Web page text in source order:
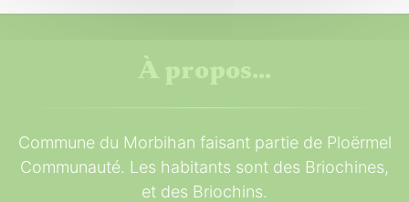
À propos...
Commune du Morbihan faisant partie de Ploërmel
Communauté. Les habitants sont des Briochines,
et des Briochins.